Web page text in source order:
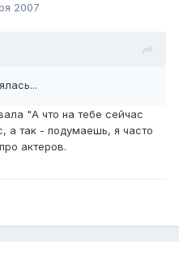
2007
"А что на тебе сейчас
а так - подумаешь, я часто
актеров.